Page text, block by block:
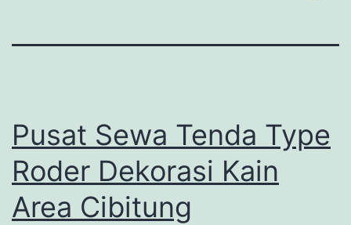
Pusat Sewa Tenda Type
Roder Dekorasi Kain
Area Cibitung